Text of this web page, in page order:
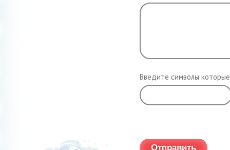
Введите символы